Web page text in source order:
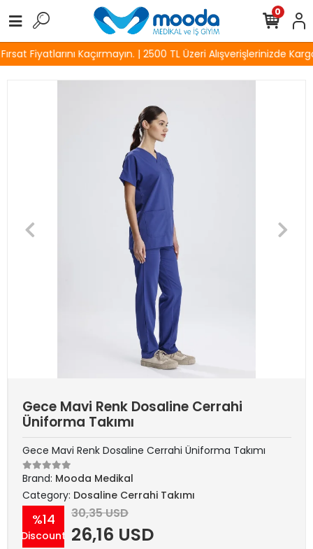
Fiyatlarını Kaçırmayın. | 2500 TL Üzeri Alışverişlerinizde
0
Gece Mavi Renk Dosaline Cerrahi
Üniforma Takımı
Gece Mavi Renk Dosaline Cerrahi Üniforma Takımı
Brand: Mooda Medikal
Category: Dosaline Cerrahi Takımı
%14
Discount
30,35 USD
26,16 USD